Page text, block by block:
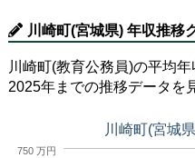
川崎町(宮城県) 年収推移
川崎町(教育公務員)の平均
2025年までの推移データを
川崎町(宮城
750 万円